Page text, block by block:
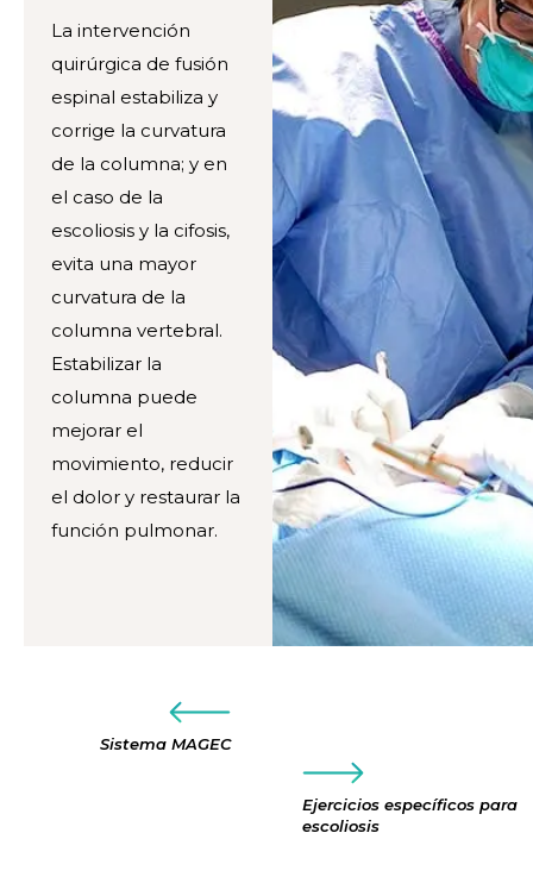
La intervención
quirúrgica de fusión
espinal estabiliza y
corrige la curvatura
de la columna; y en
el caso de la
escoliosis y la cifosis,
evita una mayor
curvatura de la
columna vertebral.
Estabilizar la
columna puede
mejorar el
movimiento, reducir
el dolor y restaurar la
función pulmonar.
Sistema MAGEC
Ejercicios específicos para
escoliosis